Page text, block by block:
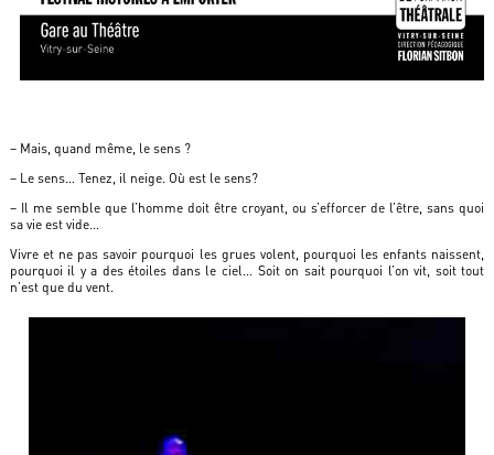
– Mais, quand même, le sens ?
– Le sens… Tenez, il neige. Où est le sens?
– Il me semble que l’homme doit être croyant, ou s’efforcer de l’être, sans quoi
sa vie est vide…
Vivre et ne pas savoir pourquoi les grues volent, pourquoi les enfants naissent,
pourquoi il y a des étoiles dans le ciel… Soit on sait pourquoi l’on vit, soit tout
n’est que du vent.